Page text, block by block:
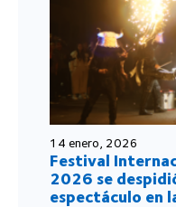
14 enero, 2026
Festival
2026 se
espectáculo en